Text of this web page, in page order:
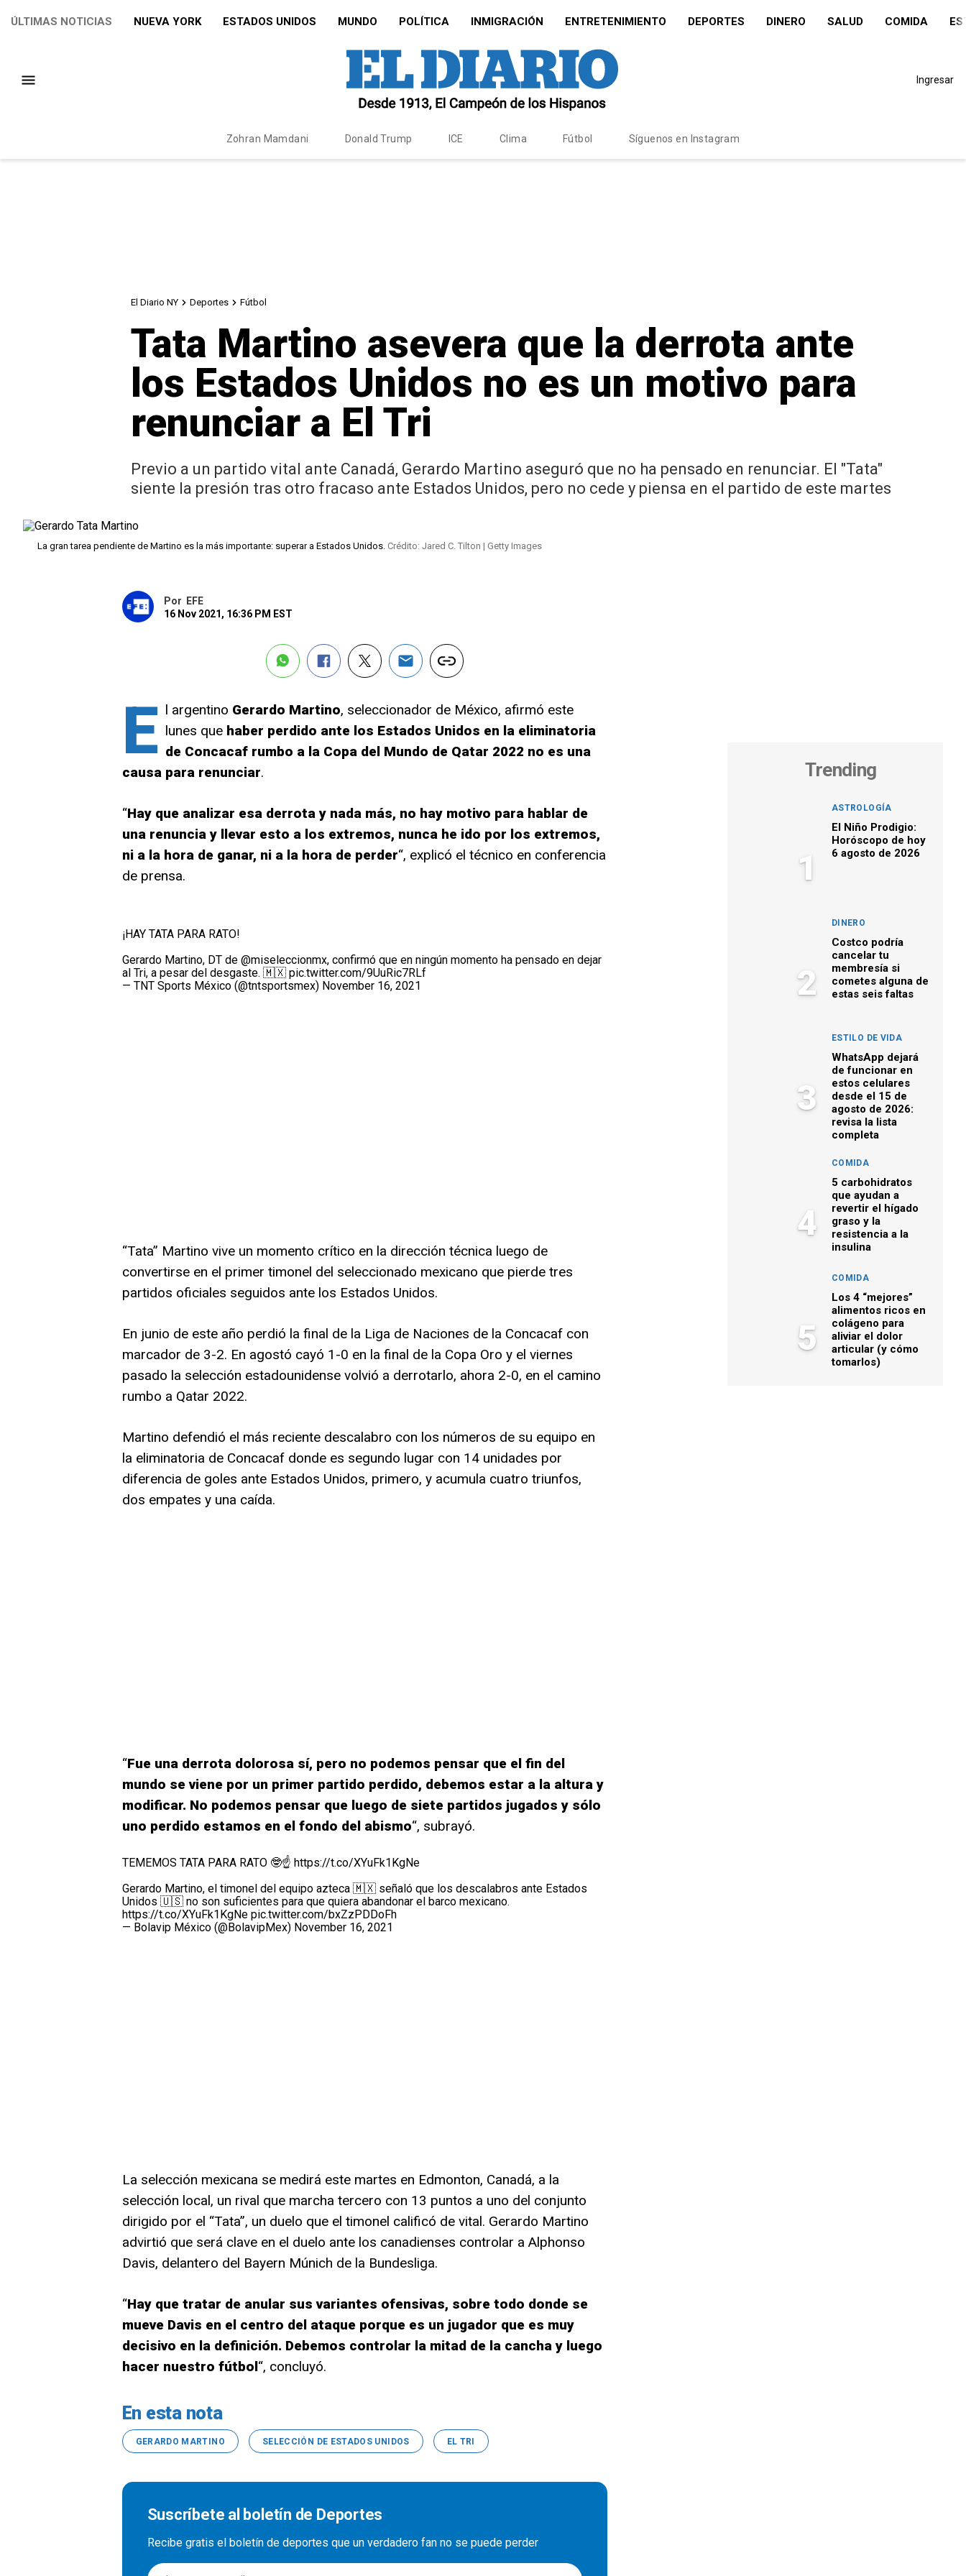
ÚLTIMAS NOTICIAS NUEVA YORK ESTADOS UNIDOS MUNDO POLÍTICA INMIGRACIÓN ENTRETENIMIENTO DEPORTES DINERO SALUD COMIDA
Ingresar
Zohran Mamdani Donald Trump ICE Clima Fútbol Síguenos en Instagram
El Diario NY Deportes Fútbol
Tata Martino asevera que la derrota ante
los Estados Unidos no es un motivo para
renunciar a El Tri
Previo a un partido vital ante Canadá, Gerardo Martino aseguró que no ha pensado en renunciar. El "Tata"
siente la presión tras otro fracaso ante Estados Unidos, pero no cede y piensa en el partido de este martes
La gran tarea pendiente de Martino es la más importante: superar a Estados Unidos. Crédito: Jared C. Tilton | Getty Images
Por
EFE
16 Nov 2021, 16:36 PM EST
E l argentino Gerardo Martino, seleccionador de México, afirmó este
lunes que haber perdido ante los Estados Unidos en la eliminatoria
de Concacaf rumbo a la Copa del Mundo de Qatar 2022 no es una
causa para renunciar.
“Hay que analizar esa derrota y nada más, no hay motivo para hablar de
una renuncia y llevar esto a los extremos, nunca he ido por los extremos,
ni a la hora de ganar, ni a la hora de perder“, explicó el técnico en conferencia
de prensa.
¡HAY TATA PARA RATO!
Gerardo Martino, DT de @miseleccionmx, confirmó que en ningún momento ha pensado en dejar
al Tri, a pesar del desgaste. 🇲🇽 pic.twitter.com/9UuRic7RLf
— TNT Sports México (@tntsportsmex) November 16, 2021
“Tata” Martino vive un momento crítico en la dirección técnica luego de
convertirse en el primer timonel del seleccionado mexicano que pierde tres
partidos oficiales seguidos ante los Estados Unidos.
En junio de este año perdió la final de la Liga de Naciones de la Concacaf con
marcador de 3-2. En agostó cayó 1-0 en la final de la Copa Oro y el viernes
pasado la selección estadounidense volvió a derrotarlo, ahora 2-0, en el camino
rumbo a Qatar 2022.
Martino defendió el más reciente descalabro con los números de su equipo en
la eliminatoria de Concacaf donde es segundo lugar con 14 unidades por
diferencia de goles ante Estados Unidos, primero, y acumula cuatro triunfos,
dos empates y una caída.
“Fue una derrota dolorosa sí, pero no podemos pensar que el fin del
mundo se viene por un primer partido perdido, debemos estar a la altura y
modificar. No podemos pensar que luego de siete partidos jugados y sólo
uno perdido estamos en el fondo del abismo“, subrayó.
TEMEMOS TATA PARA RATO 🤓☝ https://t.co/XYuFk1KgNe
Gerardo Martino, el timonel del equipo azteca 🇲🇽 señaló que los descalabros ante Estados
Unidos 🇺🇸 no son suficientes para que quiera abandonar el barco mexicano.
https://t.co/XYuFk1KgNe pic.twitter.com/bxZzPDDoFh
— Bolavip México (@BolavipMex) November 16, 2021
La selección mexicana se medirá este martes en Edmonton, Canadá, a la
selección local, un rival que marcha tercero con 13 puntos a uno del conjunto
dirigido por el “Tata”, un duelo que el timonel calificó de vital. Gerardo Martino
advirtió que será clave en el duelo ante los canadienses controlar a Alphonso
Davis, delantero del Bayern Múnich de la Bundesliga.
“Hay que tratar de anular sus variantes ofensivas, sobre todo donde se
mueve Davis en el centro del ataque porque es un jugador que es muy
decisivo en la definición. Debemos controlar la mitad de la cancha y luego
hacer nuestro fútbol“, concluyó.
En esta nota
GERARDO MARTINO SELECCIÓN DE ESTADOS UNIDOS EL TRI
Suscríbete al boletín de Deportes
Recibe gratis el boletín de deportes que un verdadero fan no se puede perder
Trending
1
ASTROLOGÍA
El Niño Prodigio:
Horóscopo de hoy
6 agosto de 2026
2
DINERO
Costco podría
cancelar tu
membresía si
cometes alguna de
estas seis faltas
3
ESTILO DE VIDA
WhatsApp dejará
de funcionar en
estos celulares
desde el 15 de
agosto de 2026:
revisa la lista
completa
4
COMIDA
5 carbohidratos
que ayudan a
revertir el hígado
graso y la
resistencia a la
insulina
5
COMIDA
Los 4 “mejores”
alimentos ricos en
colágeno para
aliviar el dolor
articular (y cómo
tomarlos)